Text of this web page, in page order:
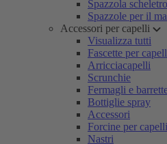
Spazzola scheletro
Spazzole per il
Accessori per capelli
Visualizza tutti
Fascette per
Arricciacapelli
Scrunchie
Fermagli e
Bottiglie spray
Accessori
Forcine per capelli
Nastri